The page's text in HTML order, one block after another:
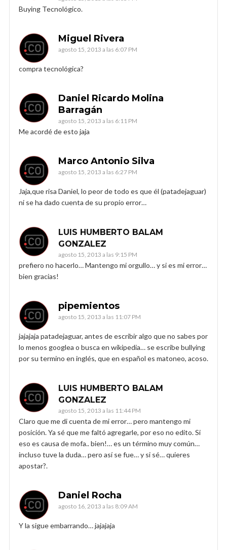
Buying Tecnológico.
Miguel Rivera
agosto 15, 2013 a las 6:07 PM
compra tecnológica?
Daniel Ricardo Molina
Barragán
agosto 15, 2013 a las 6:11 PM
Me acordé de esto jaja
Marco Antonio Silva
agosto 15, 2013 a las 6:27 PM
Jaja,que risa Daniel, lo peor de todo es que él (patadejaguar)
ni se ha dado cuenta de su propio error…
LUIS HUMBERTO BALAM
GONZALEZ
agosto 15, 2013 a las 9:15 PM
prefiero no hacerlo… Mantengo mi orgullo… y si es mi error…
bien gracias!
pipemientos
agosto 15, 2013 a las 11:07 PM
jajajaja patadejaguar, antes de escribir algo que no sabes por
lo menos googlea o busca en wikipedia… se escribe bullying
por su termino en inglés, que en español es matoneo, acoso.
LUIS HUMBERTO BALAM
GONZALEZ
agosto 15, 2013 a las 11:44 PM
Claro que me di cuenta de mi error… pero mantengo mi
posición. Ya sé que me faltó agregarle, por eso no edito. Si
eso es causa de mofa.. bien!… es un término muy común…
incluso tuve la duda… pero así se fue… y si sé… quieres
apostar?.
Daniel Rocha
agosto 16, 2013 a las 8:09 AM
Y la sigue embarrando… jajajaja